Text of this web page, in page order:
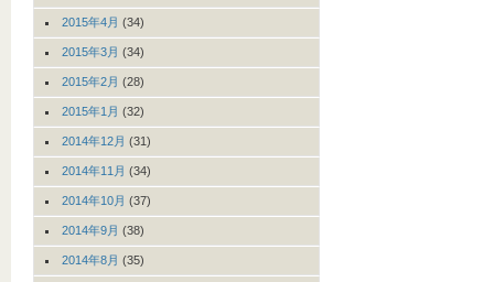
2015年4月 (34)
2015年3月 (34)
2015年2月 (28)
2015年1月 (32)
2014年12月 (31)
2014年11月 (34)
2014年10月 (37)
2014年9月 (38)
2014年8月 (35)